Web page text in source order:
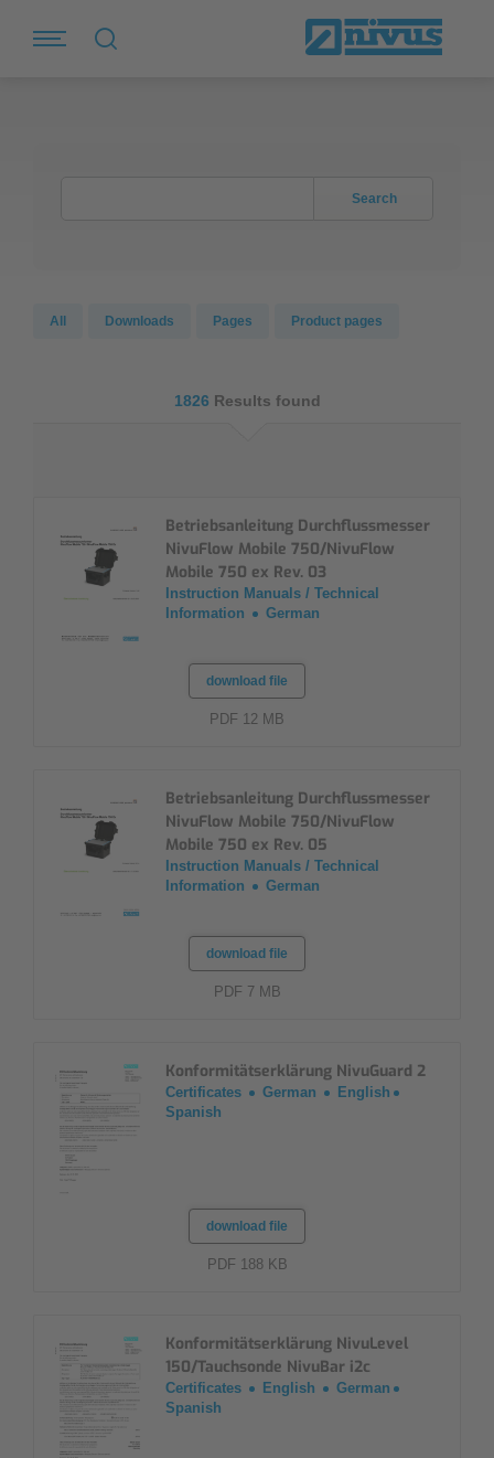
Search
All Downloads Pages Product pages
1826 Results found
Betriebsanleitung Durchflussmesser
NivuFlow Mobile 750/NivuFlow
Mobile 750 ex Rev. 03
Instruction Manuals / Technical
Information
German
download file
PDF 12 MB
Betriebsanleitung Durchflussmesser
NivuFlow Mobile 750/NivuFlow
Mobile 750 ex Rev. 05
Instruction Manuals / Technical
Information
German
download file
PDF 7 MB
Konformitätserklärung NivuGuard 2
Certificates German
English
Spanish
download file
PDF 188 KB
Konformitätserklärung NivuLevel
150/Tauchsonde NivuBar i2c
Certificates English
German
Spanish